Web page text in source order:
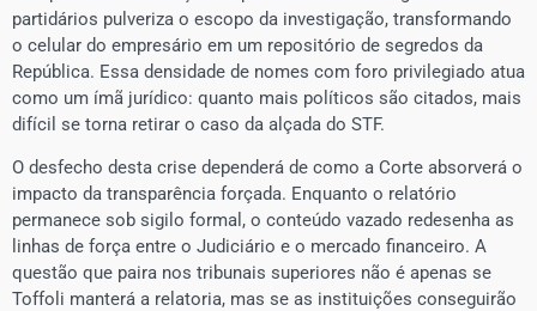
partidários pulveriza o escopo da investigação, transformando
o celular do empresário em um repositório de segredos da
República. Essa densidade de nomes com foro privilegiado atua
como um ímã jurídico: quanto mais políticos são citados, mais
difícil se torna retirar o caso da alçada do STF.
O desfecho desta crise dependerá de como a Corte absorverá o
impacto da transparência forçada. Enquanto o relatório
permanece sob sigilo formal, o conteúdo vazado redesenha as
linhas de força entre o Judiciário e o mercado financeiro. A
questão que paira nos tribunais superiores não é apenas se
Toffoli manterá a relatoria, mas se as instituições conseguirão